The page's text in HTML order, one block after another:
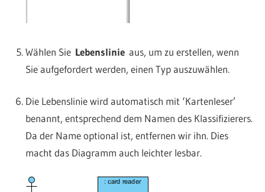
Wählen Sie Lebenslinieaus, um zu erstellen, wenn
Sie aufgefordert werden, einen Typ auszuwählen.
Die Lebenslinie wird automatisch mit ‘Kartenleser’
benannt, entsprechend dem Namen des Klassifizierers.
Da der Name optional ist, entfernen wir ihn. Dies
macht das Diagramm auch leichter lesbar.